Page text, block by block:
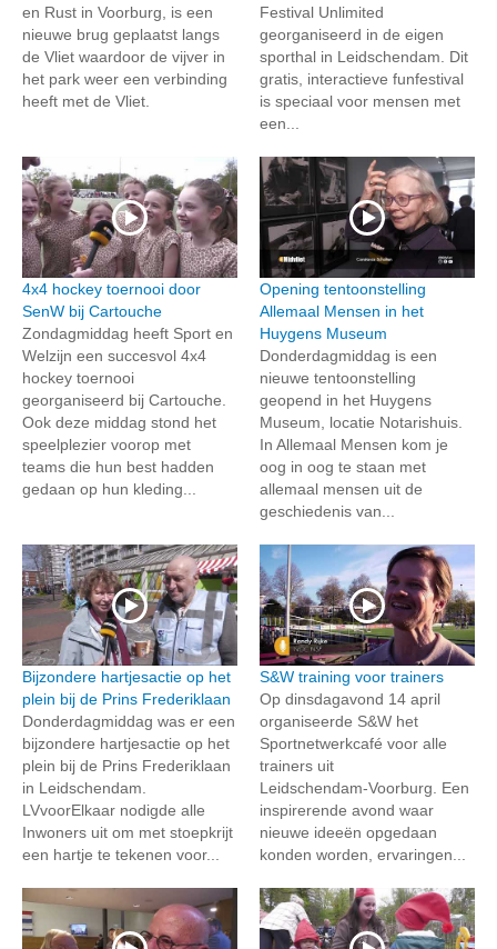
en Rust in Voorburg, is een
nieuwe brug geplaatst langs
de Vliet waardoor de vijver in
het park weer een verbinding
heeft met de Vliet.
Festival Unlimited
georganiseerd in de eigen
sporthal in Leidschendam. Dit
gratis, interactieve funfestival
is speciaal voor mensen met
een...
4x4 hockey toernooi door
SenW bij Cartouche
Zondagmiddag heeft Sport en
Welzijn een succesvol 4x4
hockey toernooi
georganiseerd bij Cartouche.
Ook deze middag stond het
speelplezier voorop met
teams die hun best hadden
gedaan op hun kleding...
Opening tentoonstelling
Allemaal Mensen in het
Huygens Museum
Donderdagmiddag is een
nieuwe tentoonstelling
geopend in het Huygens
Museum, locatie Notarishuis.
In Allemaal Mensen kom je
oog in oog te staan met
allemaal mensen uit de
geschiedenis van...
Bijzondere hartjesactie op het
plein bij de Prins Frederiklaan
Donderdagmiddag was er een
bijzondere hartjesactie op het
plein bij de Prins Frederiklaan
in Leidschendam.
LVvoorElkaar nodigde alle
Inwoners uit om met stoepkrijt
een hartje te tekenen voor...
S&W training voor trainers
Op dinsdagavond 14 april
organiseerde S&W het
Sportnetwerkcafé voor alle
trainers uit
Leidschendam‑Voorburg. Een
inspirerende avond waar
nieuwe ideeën opgedaan
konden worden, ervaringen...